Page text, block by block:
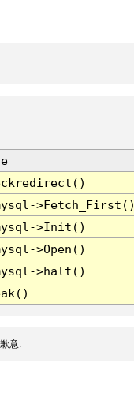
>Init()
>Open()
>halt()
意.